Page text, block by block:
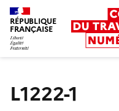
RÉPUBLIQUE
FRANÇAISE
L1222-1